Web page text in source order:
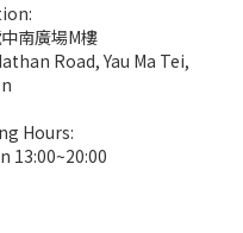
南廣場M樓
Road, Yau Ma Tei,
Hours:
13:00~20:00